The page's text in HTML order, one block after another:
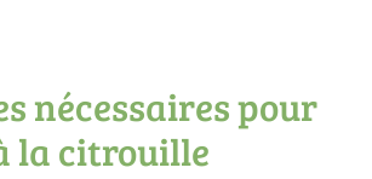
nécessaires pour
la citrouille